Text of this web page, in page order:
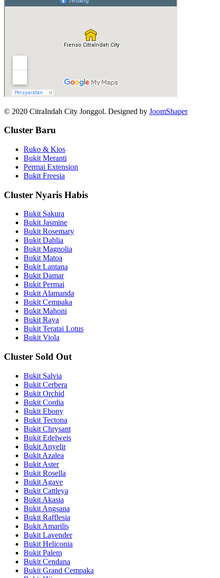
© 2020 CitraIndah City Jonggol. Designed by JoomShaper
Cluster Baru
Ruko & Kios
Bukit Meranti
Permai Extension
Bukit Freesia
Cluster Nyaris Habis
Bukit Sakura
Bukit Jasmine
Bukit Rosemary
Bukit Dahlia
Bukit Magnolia
Bukit Matoa
Bukit Lantana
Bukit Damar
Bukit Permai
Bukit Alamanda
Bukit Cempaka
Bukit Mahoni
Bukit Raya
Bukit Teratai Lotus
Bukit Viola
Cluster Sold Out
Bukit Salvia
Bukit Cerbera
Bukit Orchid
Bukit Cordia
Bukit Ebony
Bukit Tectona
Bukit Chrysant
Bukit Edelweis
Bukit Anyelir
Bukit Azalea
Bukit Aster
Bukit Rosella
Bukit Agave
Bukit Cattleya
Bukit Akasia
Bukit Angsana
Bukit Rafflesia
Bukit Amarilis
Bukit Lavender
Bukit Heliconia
Bukit Palem
Bukit Cendana
Bukit Grand Cempaka